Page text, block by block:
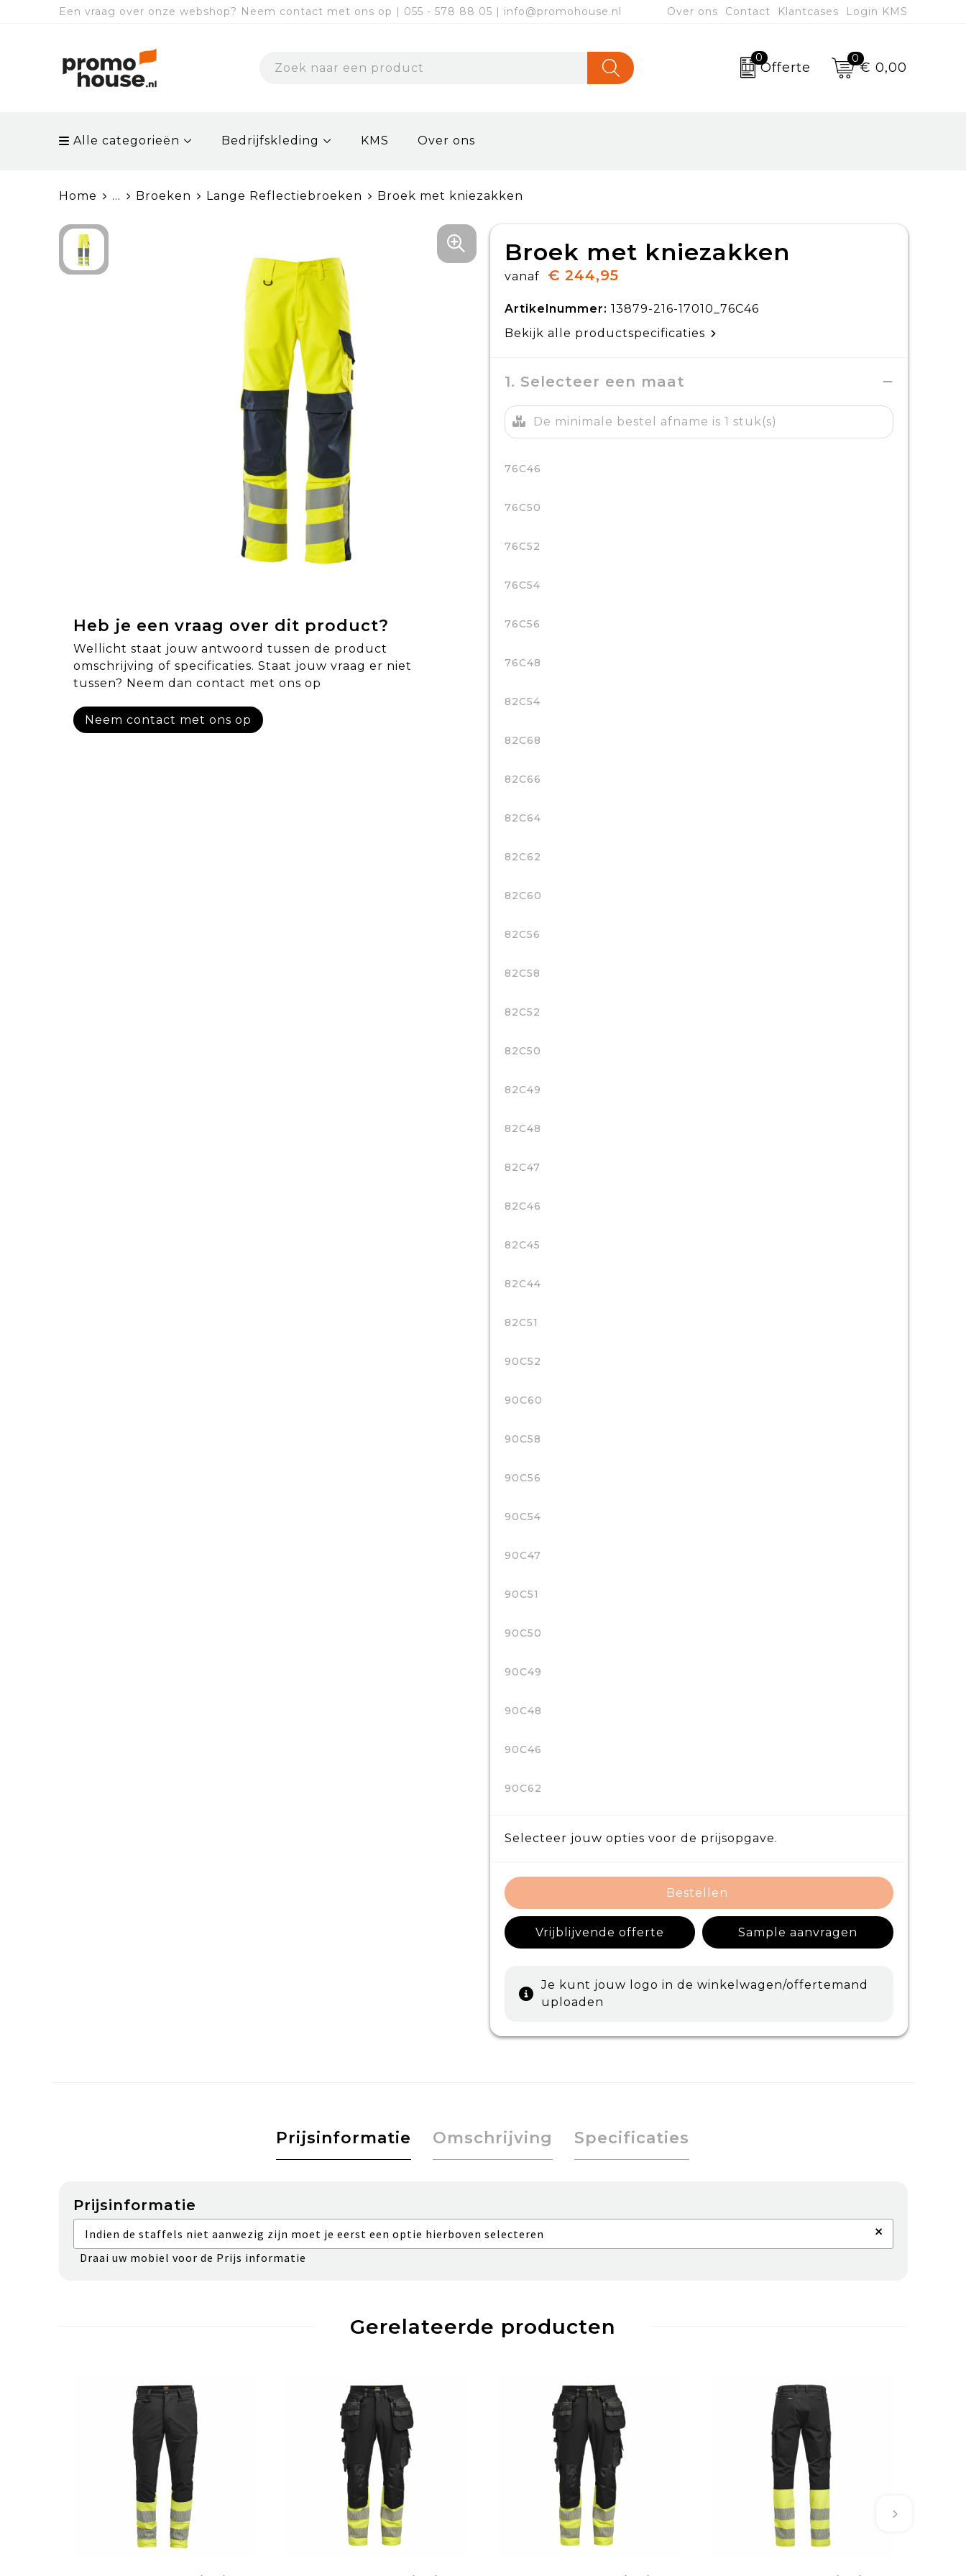
Een vraag over onze webshop? Neem contact met ons op | 055 - 578 88 05 | info@promohouse.nl Over ons Contact Klantcases Login KMS
0
Offerte
0
€ 0,00
Alle categorieën Bedrijfskleding KMS Over ons
Home ... Broeken Lange Reflectiebroeken Broek met kniezakken
Heb je een vraag over dit product?
Wellicht staat jouw antwoord tussen de product
omschrijving of specificaties. Staat jouw vraag er niet
tussen? Neem dan contact met ons op
Neem contact met ons op
Broek met kniezakken
vanaf € 244,95
Artikelnummer: 13879-216-17010_76C46
Bekijk alle productspecificaties
1. Selecteer een maat
De minimale bestel afname is 1 stuk(s)
76C46
76C50
76C52
76C54
76C56
76C48
82C54
82C68
82C66
82C64
82C62
82C60
82C56
82C58
82C52
82C50
82C49
82C48
82C47
82C46
82C45
82C44
82C51
90C52
90C60
90C58
90C56
90C54
90C47
90C51
90C50
90C49
90C48
90C46
90C62
Selecteer jouw opties voor de prijsopgave.
Bestellen
Vrijblijvende offerte Sample aanvragen
Je kunt jouw logo in de winkelwagen/offertemand
uploaden
Prijsinformatie Omschrijving Specificaties
Prijsinformatie
Indien de staffels niet aanwezig zijn moet je eerst een optie hierboven selecteren ×
Draai uw mobiel voor de Prijs informatie
Gerelateerde producten